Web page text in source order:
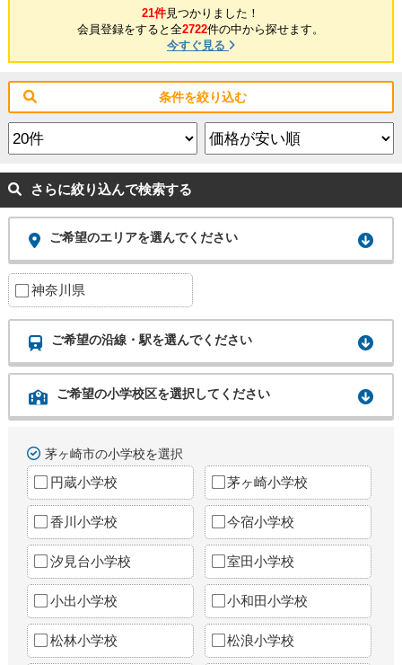
21件見つかりました！
会員登録をすると全2722件の中から探せます。
今すぐ見る
条件を絞り込む
さらに絞り込んで検索する
ご希望のエリアを選んでください
神奈川県
ご希望の沿線・駅を選んでください
ご希望の小学校区を選択してください
茅ヶ崎市の小学校を選択
円蔵小学校 茅ヶ崎小学校
香川小学校 今宿小学校
汐見台小学校 室田小学校
小出小学校 小和田小学校
松林小学校 松浪小学校